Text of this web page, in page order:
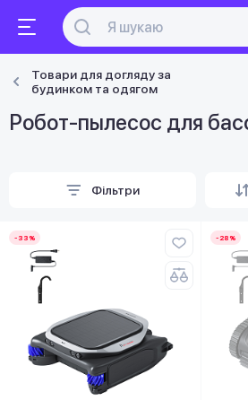
Товари для догляду за
будинком та одягом
Робот-пылесос для
Фільтри
-33% -28%